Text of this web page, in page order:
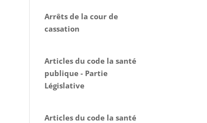
Arrêts de la cour de
cassation
Articles du code la santé
publique - Partie
Législative
Articles du code la santé